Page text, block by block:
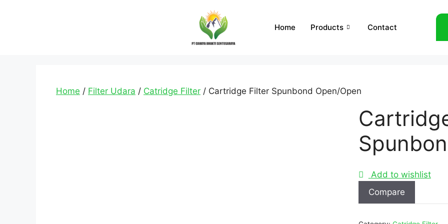
Home Products Contact
Home / Filter Udara / Catridge Filter / Cartridge Filter Spunbond Open/Open
Add to wishlist
Compare